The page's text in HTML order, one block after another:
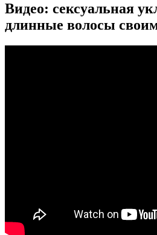
Видео: сексуальная
длинные волосы